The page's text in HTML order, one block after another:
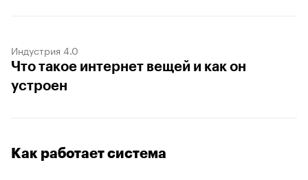
Индустрия 4.0
Что такое интернет вещей и как он
устроен
Как работает система